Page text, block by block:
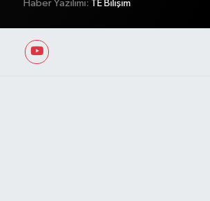
Haber Yazılımı: TE Bilişim